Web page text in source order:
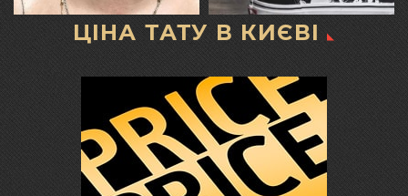
ЦІНА ТАТУ В КИЄВІ